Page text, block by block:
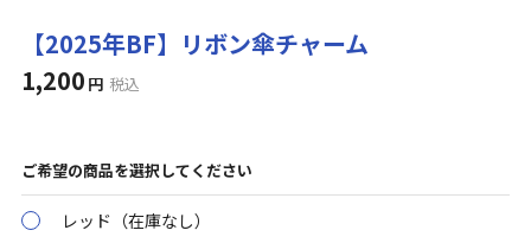
【2025年BF】リボン傘チャーム
1,200 円 税込
ご希望の商品を選択してください
レッド（在庫なし）